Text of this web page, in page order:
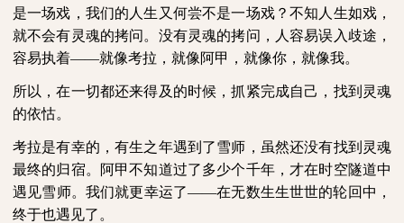
是一场戏，我们的人生又何尝不是一场戏？不知人生如戏，
就不会有灵魂的拷问。没有灵魂的拷问，人容易误入歧途，
容易执着——就像考拉，就像阿甲，就像你，就像我。
所以，在一切都还来得及的时候，抓紧完成自己，找到灵魂
的依怙。
考拉是有幸的，有生之年遇到了雪师，虽然还没有找到灵魂
最终的归宿。阿甲不知道过了多少个千年，才在时空隧道中
遇见雪师。我们就更幸运了——在无数生生世世的轮回中，
终于也遇见了。